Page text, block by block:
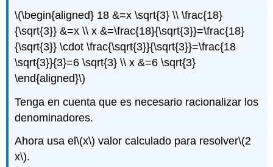
\(\begin{aligned} 18 &=x \sqrt{3} \\ \frac{18}
{\sqrt{3}} &=x \\ x &=\frac{18}{\sqrt{3}}=\frac{18}
{\sqrt{3}} \cdot \frac{\sqrt{3}}{\sqrt{3}}=\frac{18
\sqrt{3}}{3}=6 \sqrt{3} \\ x &=6 \sqrt{3}
\end{aligned}\)
Tenga en cuenta que es necesario racionalizar los
denominadores.
Ahora usa el\(x\) valor calculado para resolver\(2
x\).